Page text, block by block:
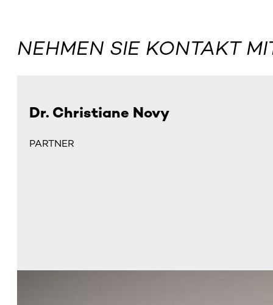
NEHMEN SIE KONTAKT
Dr. Christiane Novy
PARTNER